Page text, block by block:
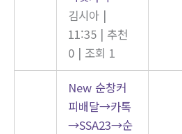
김시아 |
11:35 | 추천
0 | 조회 1
New 순창커
피배달→카톡
→SSA23→순